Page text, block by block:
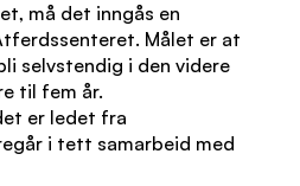
må det inngås en
Målet er at
selvstendig i den videre
til fem år.
er ledet fra
i tett samarbeid med